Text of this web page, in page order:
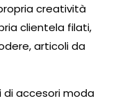
creatività
clientela filati,
,articoli da
accesori moda